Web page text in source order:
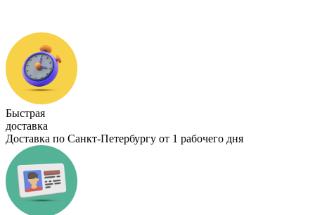
Быстрая
доставка
Доставка по Санкт-Петербургу от 1 рабочего дня